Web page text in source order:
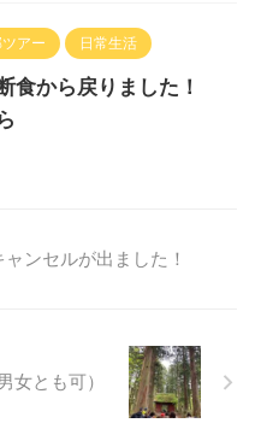
アー 日常生活
食から戻りました！
ンセルが出ました！
女とも可）